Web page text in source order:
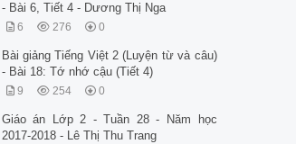
- Bài 6, Tiết 4 - Dương Thị Nga
6 276 0
Bài giảng Tiếng Việt 2 (Luyện từ và câu)
- Bài 18: Tớ nhớ cậu (Tiết 4)
9 254 0
Giáo án Lớp 2 - Tuần 28 - Năm học
2017-2018 - Lê Thị Thu Trang